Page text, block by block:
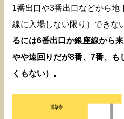
1番出口や3番出口などから地
線に入場しない限り）できな
るには6番出口か銀座線から
やや遠回りだが8番、7番、も
くもない）。